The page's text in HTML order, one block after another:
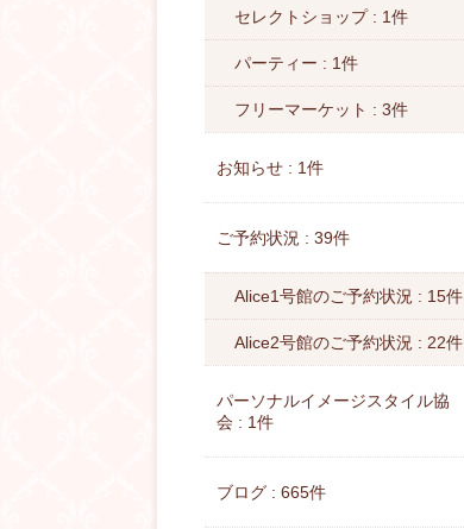
セレクトショップ : 1件
パーティー : 1件
フリーマーケット : 3件
お知らせ : 1件
ご予約状況 : 39件
Alice1号館のご予約状況 : 15件
Alice2号館のご予約状況 : 22件
パーソナルイメージスタイル協
会 : 1件
ブログ : 665件